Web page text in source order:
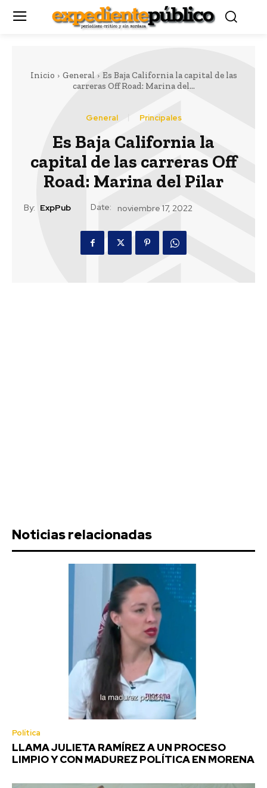
Inicio General
Es Baja California la capital de las
carreras Off Road: Marina del...
General Principales
Es Baja California la
capital de las carreras Off
Road: Marina del Pilar
By: ExpPub Date: noviembre 17, 2022
Noticias relacionadas
Política
LLAMA JULIETA RAMÍREZ A UN PROCESO
LIMPIO Y CON MADUREZ POLÍTICA EN MORENA